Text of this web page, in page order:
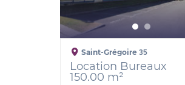
Saint-Grégoire 35
Location Bureaux
150.00 m²